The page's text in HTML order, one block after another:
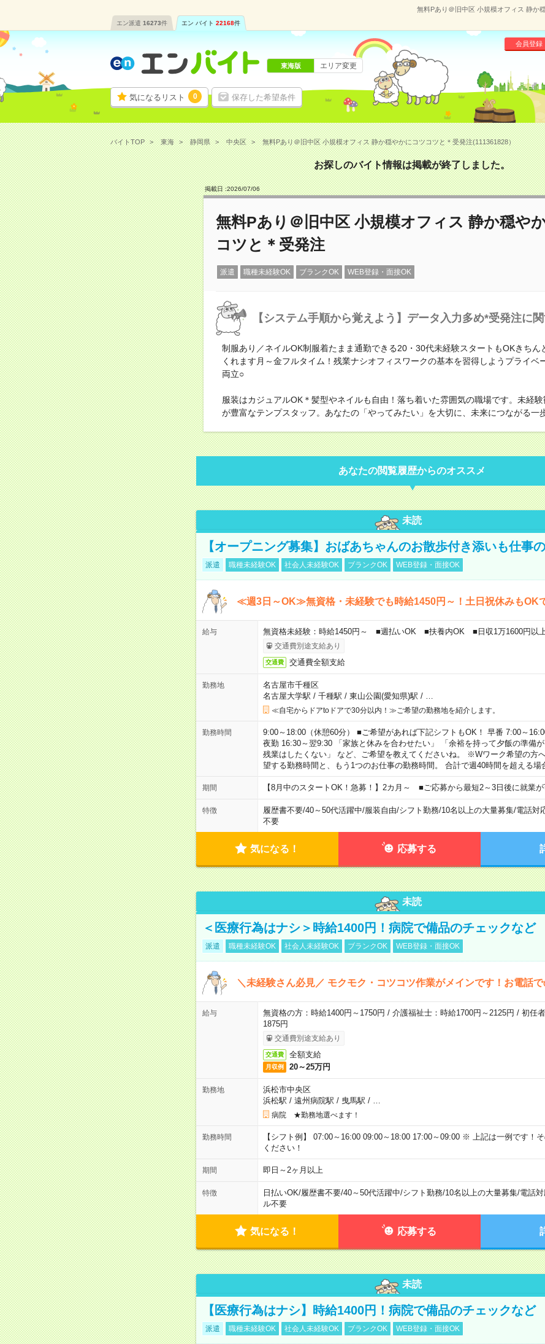
無料Pあり＠旧中区 小規模オフィス 静か
エン派遣 16273件 エン バイト 22168件
気になるリスト 0 保存した希望条件
会員登録
東海版 エリア変更
バイトTOP 東海 静岡県 中央区 無料Pあり＠旧中区 小規模オフィス 静か穏やかにコツコツと＊受発注(111361828）
お探しのバイト情報は掲載が終了しました。
掲載日 :2026/07/06
無料Pあり＠旧中区 小規模オフィス 静か穏や
コツと＊受発注
派遣 職種未経験OK ブランクOK WEB登録・面接OK
【システム手順から覚えよう】データ入力多め*受発注に
制服あり／ネイルOK制服着たまま通勤できる20・30代未経験スタートもOKきちん
くれます月～金フルタイム！残業ナシオフィスワークの基本を習得しようプライベ
両立○
服装はカジュアルOK＊髪型やネイルも自由！落ち着いた雰囲気の職場です。未経
が豊富なテンプスタッフ。あなたの「やってみたい」を大切に、未来につながる一
あなたの閲覧履歴からのオススメ
未読
【オープニング募集】おばあちゃんのお散歩付き添いも仕事
派遣 職種未経験OK 社会人未経験OK ブランクOK WEB登録・面接OK
≪週3日～OK≫無資格・未経験でも時給1450円～！土日祝休みもOKで
給与 無資格未経験：時給1450円～ ■週払いOK ■扶養内OK ■日収1万1600円以
交通費別途支給あり
交通費 交通費全額支給
勤務地
名古屋市千種区
名古屋大学駅 / 千種駅 / 東山公園(愛知県)駅 /
≪自宅からドアtoドアで30分以内！≫ご希望の勤務地を紹介します。
勤務時間
9:00～18:00（休憩60分） ■ご希望があれば下記シフトもOK！ 早番 7:00～
夜勤 16:30～翌9:30 「家族と休みを合わせたい」 「余裕を持って夕飯の準備
残業はしたくない」 など、ご希望を教えてくださいね。 ※Wワーク希望の方
望する勤務時間と、もう1つのお仕事の勤務時間。 合計で週40時間を超える場
期間 【8月中のスタートOK！急募！】2カ月～ ■ご応募から最短2～3日後に就業が
特徴 履歴書不要/40～50代活躍中/服装自由/シフト勤務/10名以上の大量募集/電話対
不要
気になる！ 応募する
未読
＜医療行為はナシ＞時給1400円！病院で備品のチェックなど
派遣 職種未経験OK 社会人未経験OK ブランクOK WEB登録・面接OK
＼未経験さん必見／ モクモク・コツコツ作業がメインです！お電話で
給与
無資格の方：時給1400円～1750円 / 介護福祉士：時給1700円～2125円 / 初任
1875円
交通費別途支給あり
交通費 全額支給
月収例 20～25万円
勤務地
浜松市中央区
浜松駅 / 遠州病院駅 / 曳馬駅 /
病院 ★勤務地選べます！
勤務時間
【シフト例】 07:00～16:00 09:00～18:00 17:00～09:00 ※ 上記は一例です！
ください！
期間 即日～2ヶ月以上
特徴 日払いOK/履歴書不要/40～50代活躍中/シフト勤務/10名以上の大量募集/電話対
ル不要
気になる！ 応募する
未読
【医療行為はナシ】時給1400円！病院で備品のチェックなど
派遣 職種未経験OK 社会人未経験OK ブランクOK WEB登録・面接OK